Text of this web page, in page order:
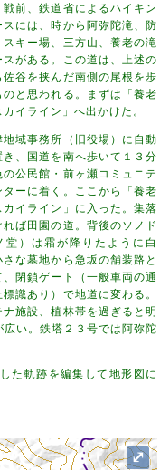
戦前、鉄道省によるハイキン
スには、時から阿弥陀滝、防
スキー場、三方山、養老の滝
スがある。この道は、上述の
佐谷を挟んだ南側の尾根を歩
のと思われる。まずは「養老
イライン」へ出かけた。
地域事務所（旧役場）に自動
き、国道を南へ歩いて１３分
の公民館・前ヶ瀬コミュニテ
ターに着く。ここから「養老
カイライン」に入った。集落
れば田園の道。背後のソノド
堂）は霜が降りたように白
さな墓地から急坂の舗装路と
、閉鎖ゲート（一般車両の通
識あり）で地道に変わる。
ナ施設、植林帯を過ぎると明
い。鉄塔２３号では阿弥陀
た軌跡を編集して地形図に
⤢